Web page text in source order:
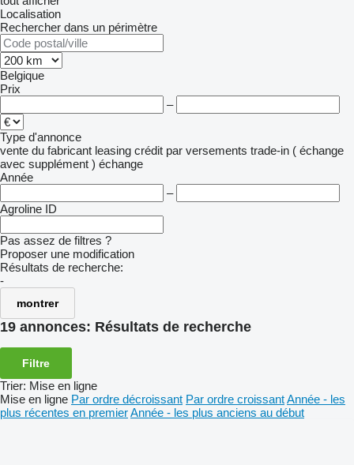
Localisation
Rechercher dans un périmètre
Belgique
Prix
–
Type d'annonce
vente du fabricant leasing crédit par versements trade-in ( échange
avec supplément ) échange
Année
–
Agroline ID
Pas assez de filtres ?
Proposer une modification
Résultats de recherche:
-
montrer
19 annonces: Résultats de recherche
Filtre
Trier: Mise en ligne
Mise en ligne Par ordre décroissant Par ordre croissantAnnée - les
plus récentes en premierAnnée - les plus anciens au début